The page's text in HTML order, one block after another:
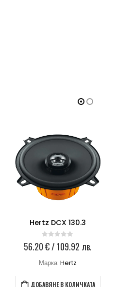
Hertz DCX 130.3
0 out of 5
56.20€/ 109.92 лв.
Марка:Hertz
ДОБАВЯНЕ В КОЛИЧКАТА